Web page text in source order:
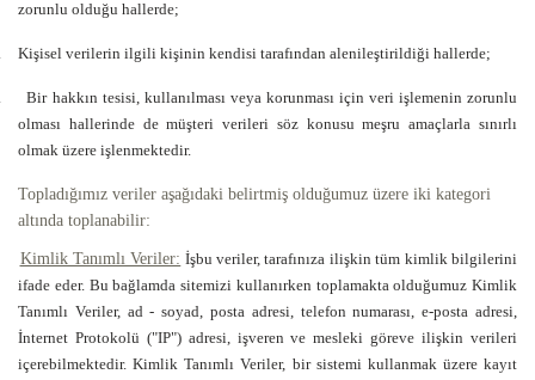
zorunlu olduğu hallerde;
Kişisel verilerin ilgili kişinin kendisi tarafından alenileştirildiği hallerde;
Bir hakkın tesisi, kullanılması veya korunması için veri işlemenin zorunlu
olması hallerinde de müşteri verileri söz konusu meşru amaçlarla sınırlı
olmak üzere işlenmektedir.
Topladığımız veriler aşağıdaki belirtmiş olduğumuz üzere iki kategori
altında toplanabilir:
Kimlik Tanımlı Veriler: İşbu veriler, tarafınıza ilişkin tüm kimlik bilgilerini
ifade eder. Bu bağlamda sitemizi kullanırken toplamakta olduğumuz Kimlik
Tanımlı Veriler, ad - soyad, posta adresi, telefon numarası, e-posta adresi,
İnternet Protokolü ("IP") adresi, işveren ve mesleki göreve ilişkin verileri
içerebilmektedir. Kimlik Tanımlı Veriler, bir sistemi kullanmak üzere kayıt